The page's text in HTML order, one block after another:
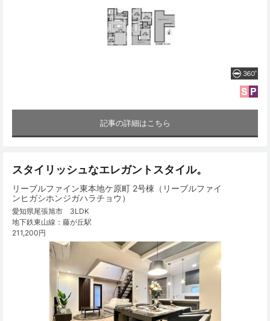
記事の詳細はこちら
スタイリッシュなエレガントスタイル。
リーブルファイン東本地ケ原町 2号棟（リーブルファイ
ンヒガシホンジガハラチョウ）
愛知県尾張旭市 3LDK
地下鉄東山線：藤が丘駅
211,200円